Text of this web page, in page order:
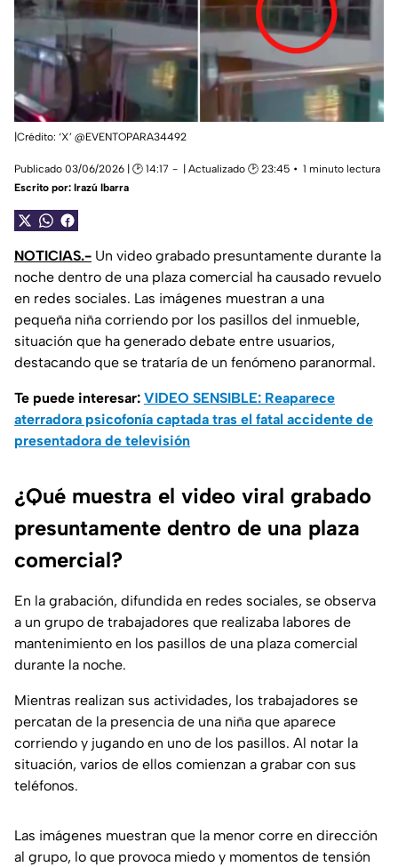
|Crédito: ‘X’ @EVENTOPARA34492
Publicado 03/06/2026 | 🕑 14:17 | Actualizado 🕑 23:45
1 minuto lectura
Escrito por: Irazú Ibarra
NOTICIAS.- Un video grabado presuntamente durante la
noche dentro de una plaza comercial ha causado revuelo
en redes sociales. Las imágenes muestran a una
pequeña niña corriendo por los pasillos del inmueble,
situación que ha generado debate entre usuarios,
destacando que se trataría de un fenómeno paranormal.
Te puede interesar: VIDEO SENSIBLE: Reaparece
aterradora psicofonía captada tras el fatal accidente de
presentadora de televisión
¿Qué muestra el video viral grabado
presuntamente dentro de una plaza
comercial?
En la grabación, difundida en redes sociales, se observa
a un grupo de trabajadores que realizaba labores de
mantenimiento en los pasillos de una plaza comercial
durante la noche.
Mientras realizan sus actividades, los trabajadores se
percatan de la presencia de una niña que aparece
corriendo y jugando en uno de los pasillos. Al notar la
situación, varios de ellos comienzan a grabar con sus
teléfonos.
Las imágenes muestran que la menor corre en dirección
al grupo, lo que provoca miedo y momentos de tensión